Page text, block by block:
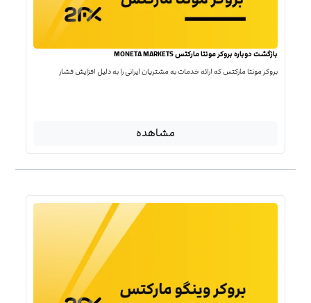
بازگشت دوباره بروکر مونتا مارکتس MONETA MARKETS
بروکر مونتا مارکتس که ارائه خدمات به مشتریان ایرانی را به دلیل افزایش فشار
مشاهده